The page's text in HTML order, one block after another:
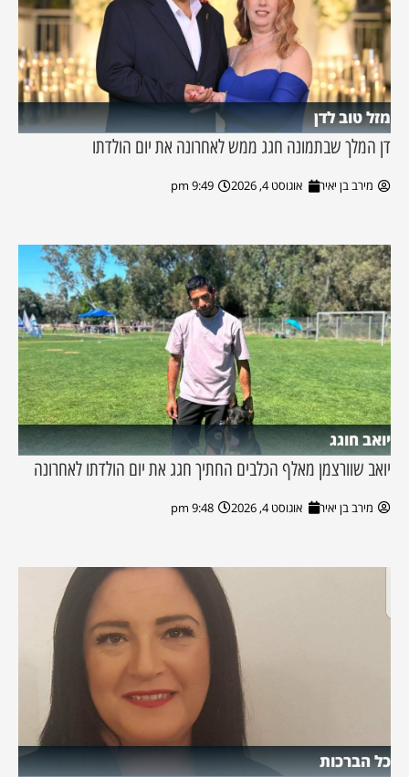
מזל טוב לדן
דן המלך שבתמונה חגג ממש לאחרונה את יום הולדתו
מירב בן יאיר אוגוסט 4, 2026 9:49 pm
יואב חוגג
יואב שוורצמן מאלף הכלבים החתיך חגג את יום הולדתו לאחרונה
מירב בן יאיר אוגוסט 4, 2026 9:48 pm
כל הברכות